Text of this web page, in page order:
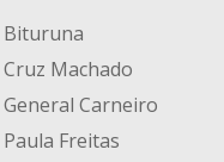
Bituruna
Cruz Machado
General Carneiro
Paula Freitas